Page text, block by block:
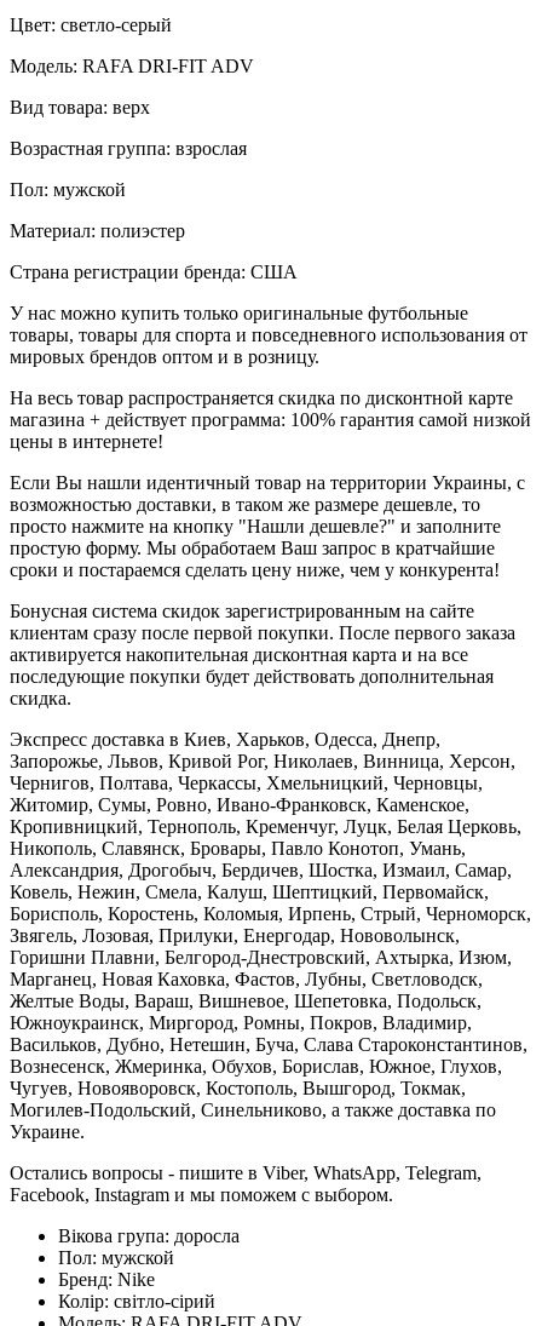
Цвет: светло-серый
Модель: RAFA DRI-FIT ADV
Вид товара: верх
Возрастная группа: взрослая
Пол: мужской
Материал: полиэстер
Страна регистрации бренда: США
У нас можно купить только оригинальные футбольные
товары, товары для спорта и повседневного использования от
мировых брендов оптом и в розницу.
На весь товар распространяется скидка по дисконтной карте
магазина + действует программа: 100% гарантия самой низкой
цены в интернете!
Если Вы нашли идентичный товар на территории Украины, с
возможностью доставки, в таком же размере дешевле, то
просто нажмите на кнопку "Нашли дешевле?" и заполните
простую форму. Мы обработаем Ваш запрос в кратчайшие
сроки и постараемся сделать цену ниже, чем у конкурента!
Бонусная система скидок зарегистрированным на сайте
клиентам сразу после первой покупки. После первого заказа
активируется накопительная дисконтная карта и на все
последующие покупки будет действовать дополнительная
скидка.
Экспресс доставка в Киев, Харьков, Одесса, Днепр,
Запорожье, Львов, Кривой Рог, Николаев, Винница, Херсон,
Чернигов, Полтава, Черкассы, Хмельницкий, Черновцы,
Житомир, Сумы, Ровно, Ивано-Франковск, Каменское,
Кропивницкий, Тернополь, Кременчуг, Луцк, Белая Церковь,
Никополь, Славянск, Бровары, Павло Конотоп, Умань,
Александрия, Дрогобыч, Бердичев, Шостка, Измаил, Самар,
Ковель, Нежин, Смела, Калуш, Шептицкий, Первомайск,
Борисполь, Коростень, Коломыя, Ирпень, Стрый, Черноморск,
Звягель, Лозовая, Прилуки, Енергодар, Нововолынск,
Горишни Плавни, Белгород-Днестровский, Ахтырка, Изюм,
Марганец, Новая Каховка, Фастов, Лубны, Светловодск,
Желтые Воды, Вараш, Вишневое, Шепетовка, Подольск,
Южноукраинск, Миргород, Ромны, Покров, Владимир,
Васильков, Дубно, Нетешин, Буча, Слава Староконстантинов,
Вознесенск, Жмеринка, Обухов, Борислав, Южное, Глухов,
Чугуев, Новояворовск, Костополь, Вышгород, Токмак,
Могилев-Подольский, Синельниково, а также доставка по
Украине.
Остались вопросы - пишите в Viber, WhatsApp, Telegram,
Facebook, Instagram и мы поможем с выбором.
Вікова група: доросла
Пол: мужской
Бренд: Nike
Колір: світло-сірий